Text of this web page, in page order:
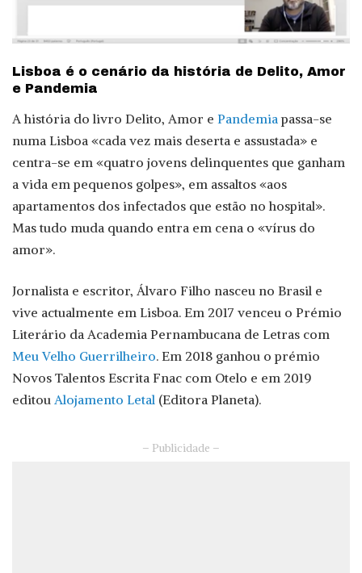
Lisboa é o cenário da história de Delito, Amor
e Pandemia
A história do livro Delito, Amor e Pandemiapassa-se
numa Lisboa «cada vez mais deserta e assustada» e
centra-se em «quatro jovens delinquentes que ganham
a vida em pequenos golpes», em assaltos «aos
apartamentos dos infectados que estão no hospital».
Mas tudo muda quando entra em cena o «vírus do
amor».
Jornalista e escritor, Álvaro Filho nasceu no Brasil e
vive actualmente em Lisboa. Em 2017 venceu o Prémio
Literário da Academia Pernambucana de Letras com
Meu Velho Guerrilheiro. Em 2018 ganhou o prémio
Novos Talentos Escrita Fnac com Otelo e em 2019
editou Alojamento Letal (Editora Planeta).
– Publicidade –